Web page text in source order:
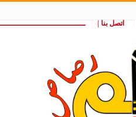
اتصل بنا |